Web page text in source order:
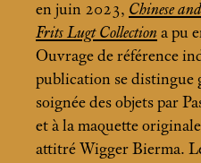
en juin 2023, Chinese
Frits Lugt Collection a pu
Ouvrage de référence
publication se distingue
soignée des objets par
et à la maquette
attitré Wigger Bierma.